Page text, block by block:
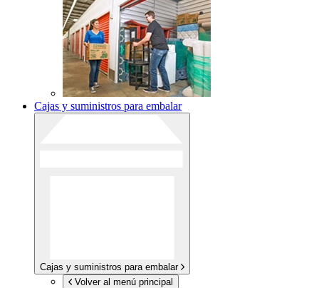
Cajas y suministros para embalar
Cajas y suministros para embalar
Volver al menú principal